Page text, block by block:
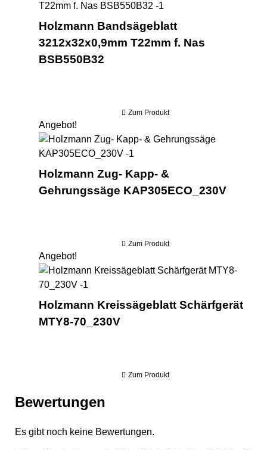
Holzmann Bandsägeblatt
3212x32x0,9mm T22mm f. Nas
BSB550B32
Zum Produkt
Angebot!
Holzmann Zug- Kapp- &
Gehrungssäge KAP305ECO_230V
Zum Produkt
Angebot!
Holzmann Kreissägeblatt Schärfgerät
MTY8-70_230V
Zum Produkt
Bewertungen
Es gibt noch keine Bewertungen.